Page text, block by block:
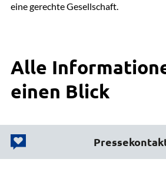
eine gerechte Gesellschaft.
Alle
einen Blick